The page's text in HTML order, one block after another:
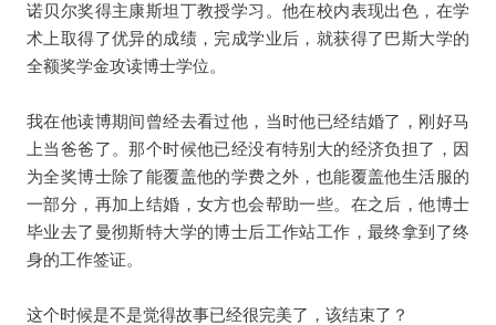
诺贝尔奖得主康斯坦丁教授学习。他在校内表现出色，在学
术上取得了优异的成绩，完成学业后，就获得了巴斯大学的
全额奖学金攻读博士学位。
我在他读博期间曾经去看过他，当时他已经结婚了，刚好马
上当爸爸了。那个时候他已经没有特别大的经济负担了，因
为全奖博士除了能覆盖他的学费之外，也能覆盖他生活服的
一部分，再加上结婚，女方也会帮助一些。在之后，他博士
毕业去了曼彻斯特大学的博士后工作站工作，最终拿到了终
身的工作签证。
这个时候是不是觉得故事已经很完美了，该结束了？